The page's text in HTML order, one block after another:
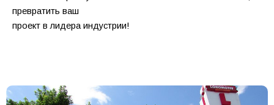
превратить ваш
проект в лидера индустрии!